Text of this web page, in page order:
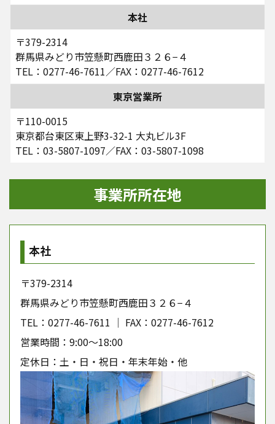
本社
〒379-2314
群馬県みどり市笠懸町西鹿田３２６−４
TEL：0277-46-7611／FAX：0277-46-7612
東京営業所
〒110-0015
東京都台東区東上野3-32-1 大丸ビル3F
TEL：03-5807-1097／FAX：03-5807-1098
事業所所在地
本社
〒379-2314
群馬県みどり市笠懸町西鹿田３２６−４
TEL：0277-46-7611 │ FAX：0277-46-7612
営業時間：9:00～18:00
定休日：土・日・祝日・年末年始・他